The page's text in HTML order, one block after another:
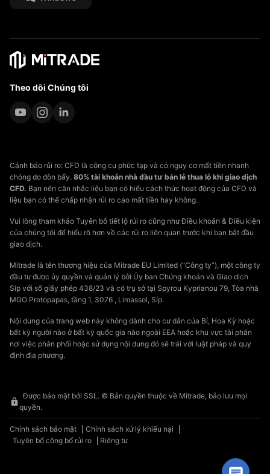
Theo dõi Chúng tôi
Cảnh báo rủi ro: CFD là công cụ phức tạp và có nguy cơ mất tiền nhanh
chóng do đòn bẩy. 80% tài khoản nhà đầu tư bán lẻ thua lỗ khi giao dịch
CFD. Bạn nên cân nhắc liệu bạn có hiểu cách thức hoạt động của CFD và
liệu bạn có thể chấp nhận rủi ro cao mất tiền hay không.
Vui lòng tham khảo Tuyên bố tiết lộ rủi ro cũng như Điều khoản & Điều kiện
của chúng tôi để hiểu rõ hơn về các rủi ro liên quan trước khi bạn bắt đầu
giao dịch.
Mitrade là tên thương hiệu của Mitrade EU Limited (“Công ty”), một công ty
đầu tư được ủy quyền và quản lý bởi Ủy ban Chứng khoán và Giao dịch
Síp với số giấy phép 438/23 và có trụ sở tại Spyrou Kyprianou 79, Tòa nhà
MGO Protopapas, tầng 1, 3076 , Limassol, Síp.
Nội dung của trang web này không dành cho cư dân của Bỉ, Hoa Kỳ hoặc
bất kỳ người nào ở bất kỳ quốc gia nào ngoài EEA hoặc khu vực tài phán
nơi việc phân phối hoặc sử dụng nội dung đó sẽ trái với luật pháp và quy
định địa phương.
Được bảo mật bởi SSL. © Bản quyền thuộc về Mitrade, bảo lưu mọi
quyền.
Chính sách bảo mật
Chính sách xử lý khiếu nại
Tuyên bố công bố rủi ro
Riêng tư